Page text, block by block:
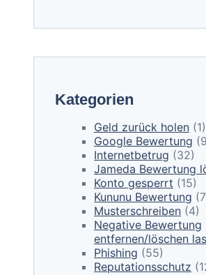
Kategorien
Geld zurück holen (1)
Google Bewertung
Internetbetrug (32)
Jameda Bewertung
Konto gesperrt (15)
Kununu Bewertung
Musterschreiben (4)
Negative Bewertung
entfernen/löschen
Phishing (55)
Reputationsschutz